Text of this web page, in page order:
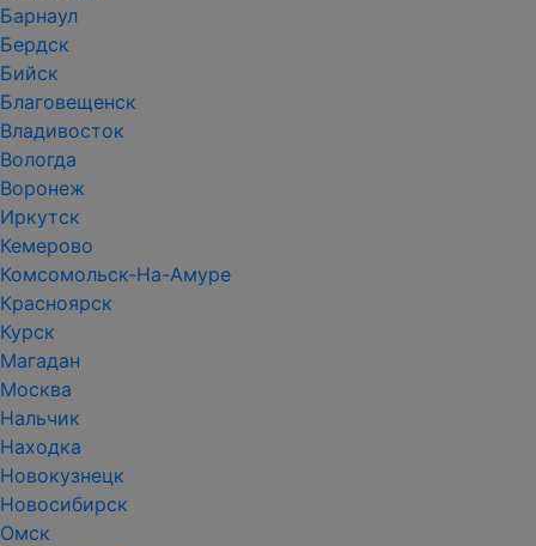
Барнаул
Бердск
Бийск
Благовещенск
Владивосток
Вологда
Воронеж
Иркутск
Кемерово
Комсомольск-На-Амуре
Красноярск
Курск
Магадан
Москва
Нальчик
Находка
Новокузнецк
Новосибирск
Омск